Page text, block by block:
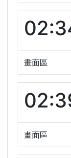
畫面區
畫面區